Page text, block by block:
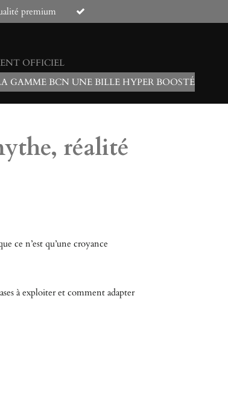
premium
OFFICIEL
GAMME BCN UNE BILLE HYPER BOOSTÉ
réalité
ce n’est qu’une croyance
à exploiter et comment adapter